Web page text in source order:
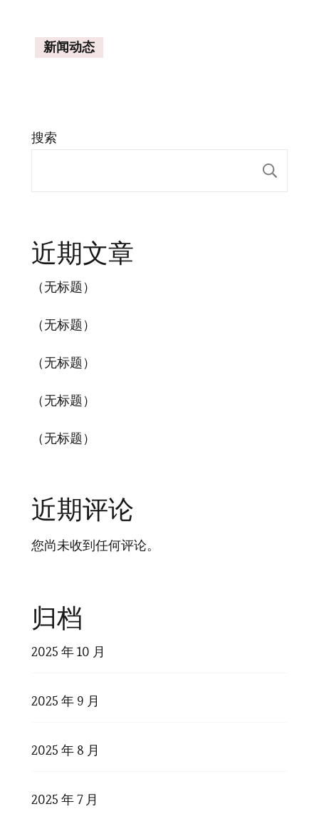
新闻动态
搜索
近期文章
（无标题）
（无标题）
（无标题）
（无标题）
（无标题）
近期评论
您尚未收到任何评论。
归档
2025 年 10 月
2025 年 9 月
2025 年 8 月
2025 年 7 月